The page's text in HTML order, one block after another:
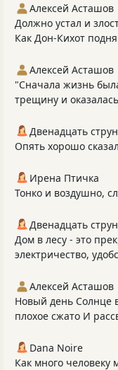
Алексей Асташов
Должно устал и
Как Дон-Кихот
Алексей Асташов
"Сначала жизнь
трещину и
Двенадцать струн
Опять хорошо
Ирена Птичка
Тонко и воздушно,
Двенадцать струн
Дом в лесу - это
электричество,
Алексей Асташов
Новый день Солнце
плохое сжато И
Dana Noire
Как много человеку